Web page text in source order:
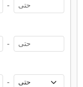
-
-
-